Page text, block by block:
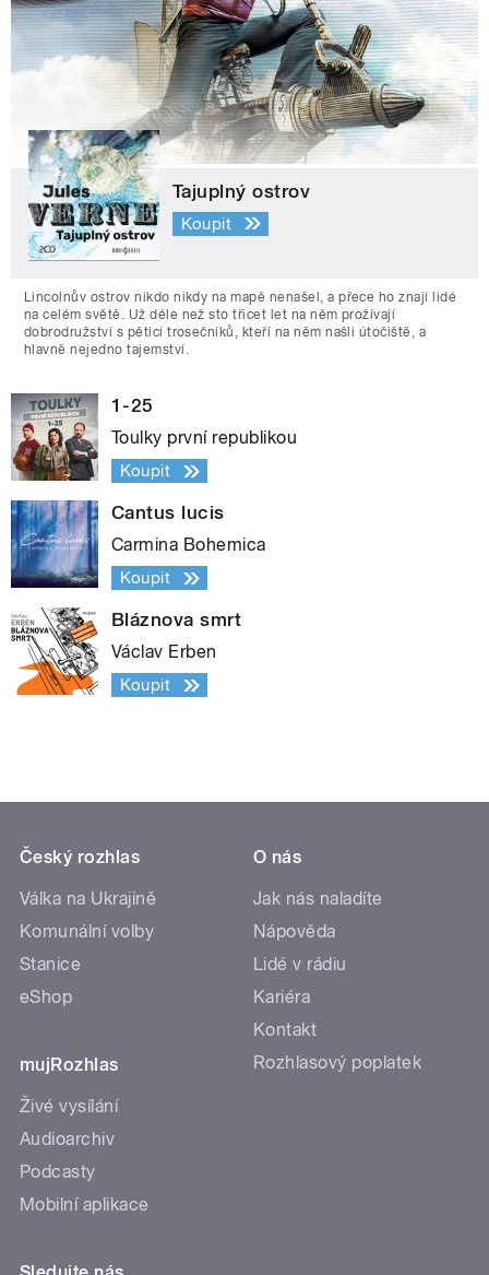
Tajuplný ostrov
Koupit
Lincolnův ostrov nikdo nikdy na mapě nenašel, a přece ho znají lidé
na celém světě. Už déle než sto třicet let na něm prožívají
dobrodružství s pěticí trosečníků, kteří na něm našli útočiště, a
hlavně nejedno tajemství.
1-25
Toulky první republikou
Koupit
Cantus lucis
Carmina Bohemica
Koupit
Bláznova smrt
Václav Erben
Koupit
Český rozhlas
Válka na Ukrajině
Komunální volby
Stanice
eShop
mujRozhlas
Živé vysílání
Audioarchiv
Podcasty
Mobilní aplikace
O nás
Jak nás naladíte
Nápověda
Lidé v rádiu
Kariéra
Kontakt
Rozhlasový poplatek